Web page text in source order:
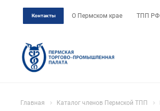
Контакты О Пермском крае ТПП РФ
Главная Каталог членов Пермской ТПП